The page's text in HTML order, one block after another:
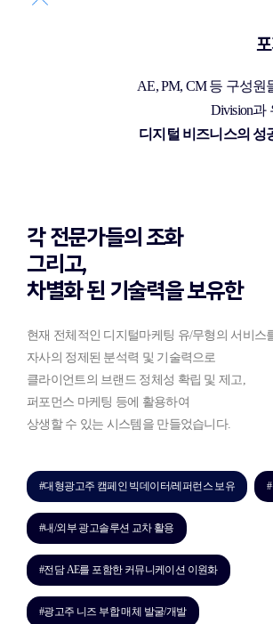
AE, PM, CM 등 구성원
Division과
디지털 비즈니스의 성
각 전문가들의 조화
그리고,
차별화 된 기술력을 보유한
현재 전체적인 디지털마케팅 유/무형의 서비스
자사의 정제된 분석력 및 기술력으로
클라이언트의 브랜드 정체성 확립 및 제고,
퍼포먼스 마케팅 등에 활용하여
상생할 수 있는 시스템을 만들었습니다.
#대형광고주 캠페인 빅데이터/레퍼런스 보유
#내/외부 광고솔루션 교차 활용
#전담 AE를 포함한 커뮤니케이션 이원화
#광고주 니즈 부합 매체 발굴/개발